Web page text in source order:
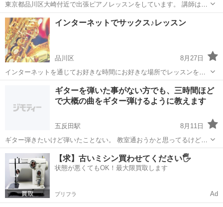
東京都品川区大崎付近で出張ピアノレッスンをしています。 講師は大
手ピアノ教室で複数年教えていて、現在育休中です。 入会金：なし 対
象 ：4歳から中学生くらいまで。それ以上の年齢は女性可。
初心者、中級者。...
東京 品川区 ピアノ 育休
インターネットでサックス♪レッスン
品川区
8月27日
インターネットを通じてお好きな時間にお好きな場所でレッスンをや
ってみませんか？ 遠方の方や、対面レッスン前の体験レッスンに。 必
要なのは、インターネット、携帯やタブレットかPC、楽器と楽器が吹
ける環境。 詳細はお気軽に...
サックス レッスン
ギターを弾いた事がない方でも、三時間ほど
で大概の曲をギター弾けるように教えます
五反田駅
8月11日
ギター弾きたいけど弾いたことない。 教室通おうかと思ってるけど費
用が… そんな方にギターを１日で大概の曲が弾ける(弾き語り)ように
なるように特別な方法で教えます。 当方はプロのミュージシャンでは
ありますが、ギターの講師や...
東京 品川区 五反田駅 ギター
【求】古いミシン買わせてください🖐️
状態が悪くてもOK！最大限買取します
プリフラ Ad